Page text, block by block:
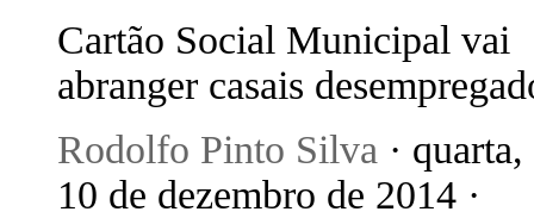
Cartão Social Municipal vai
abranger casais
Rodolfo Pinto Silva · quarta,
10 de dezembro de 2014 ·